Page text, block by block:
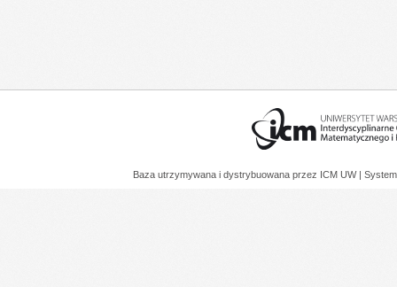
Baza utrzymywana i dystrybuowana przez ICM UW |